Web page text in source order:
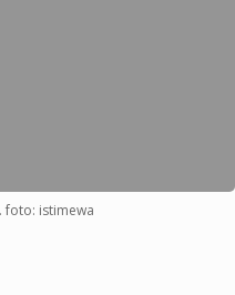
foto: istimewa